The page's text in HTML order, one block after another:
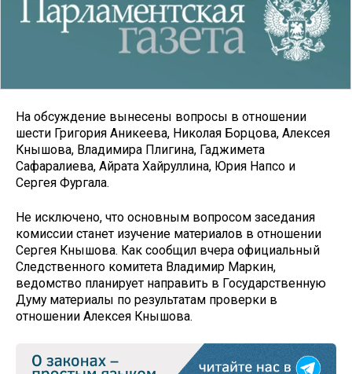
На обсуждение вынесены вопросы в отношении
шести Григория Аникеева, Николая Борцова, Алексея
Кнышова, Владимира Плигина, Гаджимета
Сафаралиева, Айрата Хайруллина, Юрия Напсо и
Сергея Фургала.
Не исключено, что основным вопросом заседания
комиссии станет изучение материалов в отношении
Сергея Кнышова. Как сообщил вчера официальный
Следственного комитета Владимир Маркин,
ведомство планирует направить в Государственную
Думу материалы по результатам проверки в
отношении Алексея Кнышова.